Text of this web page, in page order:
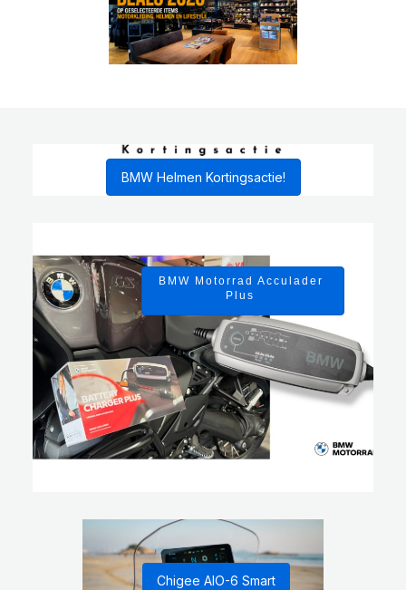
BMW Helmen Kortingsactie!
BMW Motorrad Acculader
Plus
Chigee AIO-6 Smart